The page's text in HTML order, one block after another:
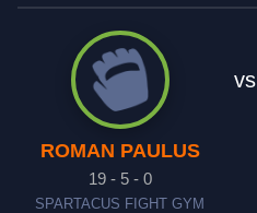
ROMAN PAULUS
19 - 5 - 0
SPARTACUS FIGHT GYM
vs